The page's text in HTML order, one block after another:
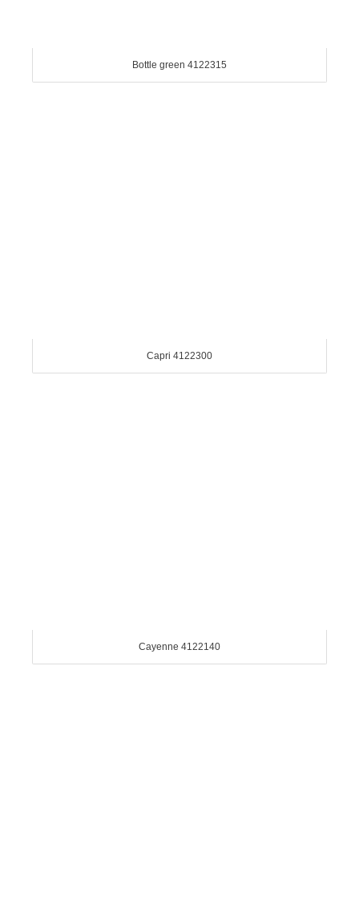
Bottle green 4122315
Capri 4122300
Cayenne 4122140